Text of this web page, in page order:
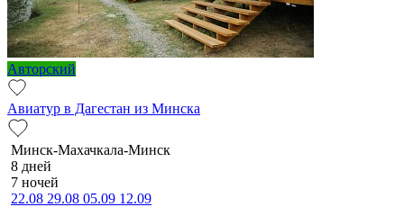
Авторский
Авиатур в Дагестан из Минска
Минск-Махачкала-Минск
8 дней
7 ночей
22.08 29.08 05.09 12.09